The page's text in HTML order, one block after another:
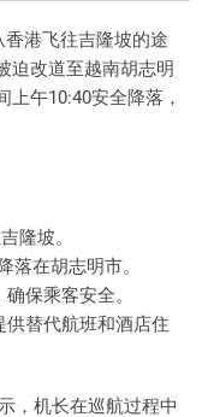
港飞往吉隆坡的途
迫改道至越南胡志明
午10:40安全降落，
隆坡。
落在胡志明市。
保乘客安全。
替代航班和酒店住
，机长在巡航过程中